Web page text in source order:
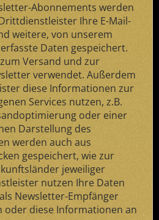
Abonnements werden
Ihre E-Mail-
weitere, von unserem
Daten gespeichert.
Versand und zur
verwendet. Außerdem
diese Informationen zur
Services nutzen, z.B.
oder einer
Darstellung des
werden auch aus
gespeichert, wie zur
jeweiliger
nutzen Ihre Daten
Newsletter-Empfänger
oder diese Informationen an